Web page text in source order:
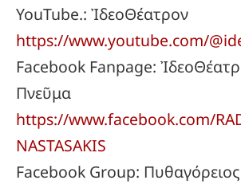
YouTube.: ἸδεοΘέατρον
https://www.youtube.com/
Facebook Fanpage:
Πνεῦμα
https://www.facebook.com/
NASTASAKIS
Facebook Group: